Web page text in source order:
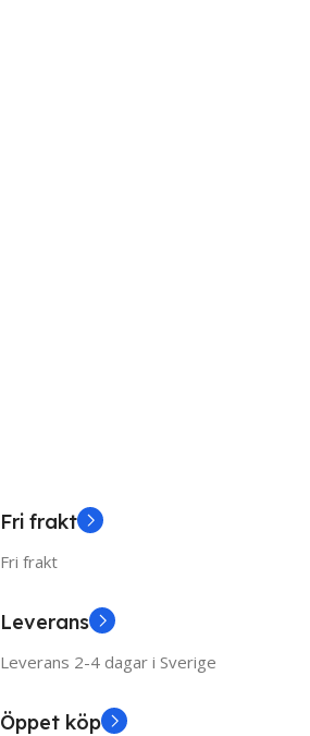
Fri frakt
Fri frakt
Leverans
Leverans 2-4 dagar i Sverige
Öppet köp